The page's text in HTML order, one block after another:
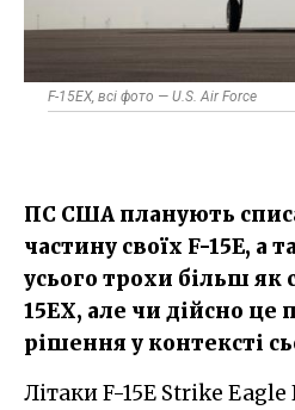
F-15EX, всі фото — U.S. Air Force
ПС США планують
частину своїх F-15E, а
усього трохи більш як
15EX, але чи дійсно це
рішення у контексті
Літаки F-15E Strike Eagle Повітряних сил